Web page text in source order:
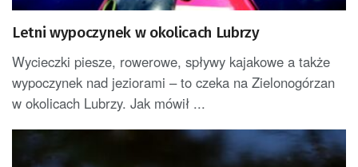
Letni wypoczynek w okolicach Lubrzy
Wycieczki piesze, rowerowe, spływy kajakowe a także
wypoczynek nad jeziorami – to czeka na Zielonogórzan
w okolicach Lubrzy. Jak mówił ...